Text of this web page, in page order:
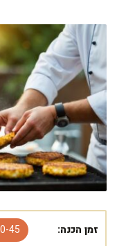
זמן הכנה: 40-45